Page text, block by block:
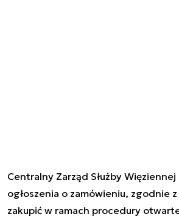
Centralny Zarząd Służby
ogłoszenia o zamówieniu, zgodnie
zakupić w ramach procedury